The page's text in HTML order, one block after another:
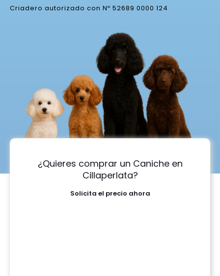
Criadero autorizado con Nº 52689 0000 124
¿Quieres comprar un Caniche en
Cillaperlata?
Solicita el precio ahora